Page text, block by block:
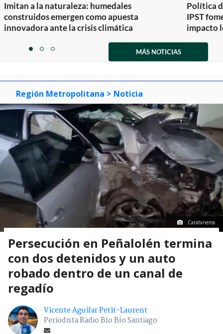
Imitan a la naturaleza: humedales
construidos emergen como apuesta
innovadora ante la crisis climática
Política
IPST
impacto
itemitemitem
MÁS NOTICIAS
Región Metropolitana > Noticia
Carabineros
Persecución en Peñalolén termina
con dos detenidos y un auto
robado dentro de un canal de
regadío
Vicente Aguilar Petit-Laurent
Periodista Radio Bío Bío Santiago